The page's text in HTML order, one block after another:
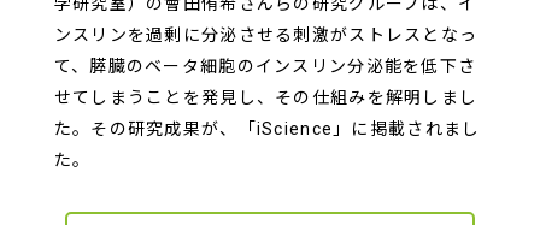
ンスリンを過剰に分泌させる刺激がストレスとなっ
て、膵臓のベータ細胞のインスリン分泌能を低下さ
せてしまうことを発見し、その仕組みを解明しまし
た。その研究成果が、「iScience」に掲載されまし
た。